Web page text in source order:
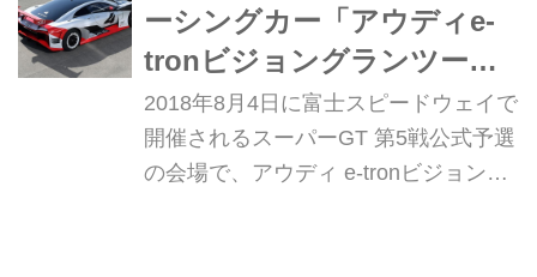
ーシングカー「アウディe-
tronビジョングランツーリ
スモ」に同乗！ FSWスーパ
ーGTとアキバに登場【ニュ
ース】
2018年8月4日に富士スピードウェイで
開催されるスーパーGT 第5戦公式予選
の会場で、アウディ e-tronビジョング